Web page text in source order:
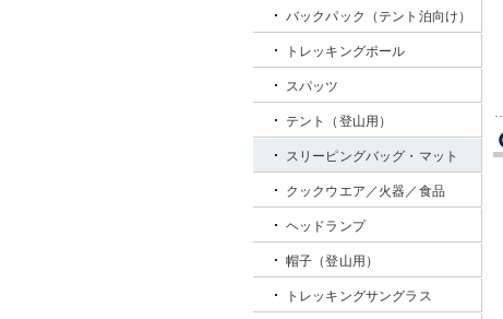
バックパック（テント泊向け）
トレッキングポール
スパッツ
テント（登山用）
スリーピングバッグ・マット
クックウエア／火器／食品
ヘッドランプ
帽子（登山用）
トレッキングサングラス